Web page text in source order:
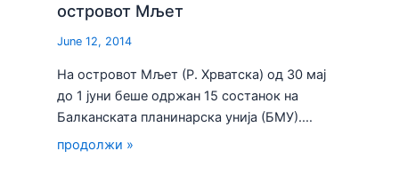
островот Мљет
June 12, 2014
На островот Мљет (Р. Хрватска) од 30 мај
до 1 јуни беше одржан 15 состанок на
Балканската планинарска унија (БМУ).…
продолжи »